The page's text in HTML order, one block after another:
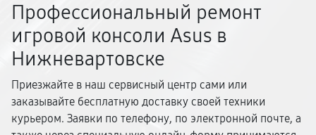
Профессиональный ремонт
игровой консоли Asus в
Нижневартовске
Приезжайте в наш сервисный центр сами или
заказывайте бесплатную доставку своей техники
курьером. Заявки по телефону, по электронной почте, а